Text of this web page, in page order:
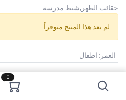
0
حقائب الظهر,شنط مدرسة
لم يعد هذا المنتج متوفراً.
العمر : اطفال
Category:
Tags: